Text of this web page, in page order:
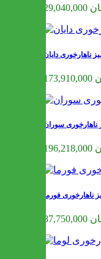
تومان
ناهارخوری دایان
ناهارخوری سوران
ناهارخوری فورما
تومان